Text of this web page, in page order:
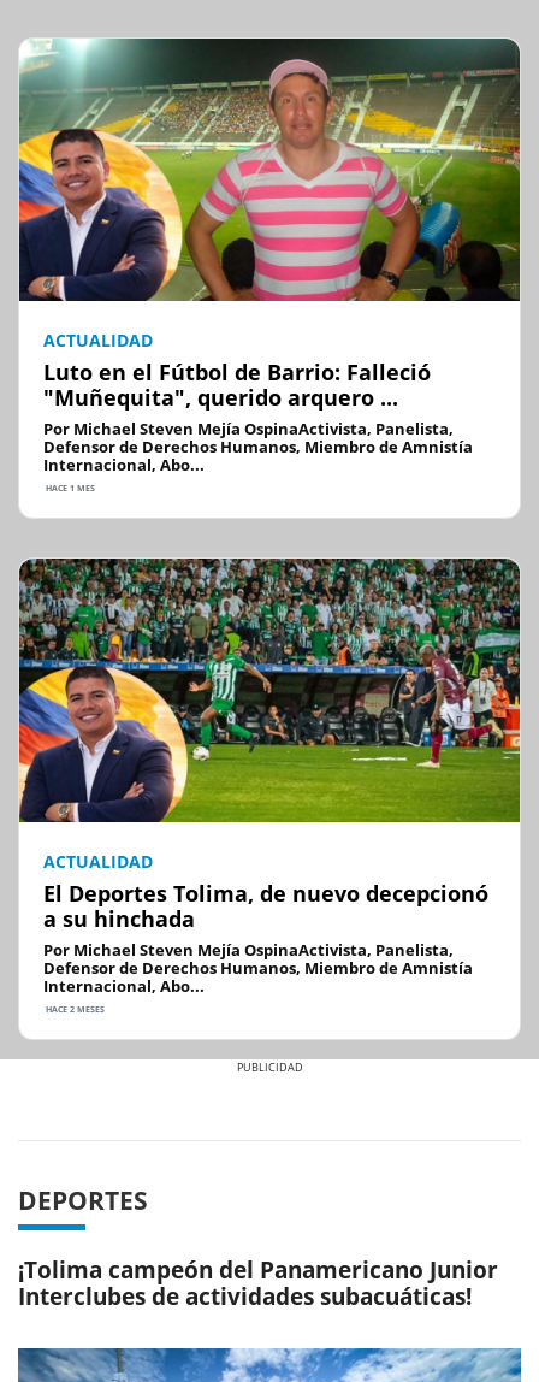
ACTUALIDAD
Luto en el Fútbol de Barrio: Falleció
"Muñequita", querido arquero ...
Por Michael Steven Mejía OspinaActivista, Panelista,
Defensor de Derechos Humanos, Miembro de Amnistía
Internacional, Abo...
HACE 1 MES
ACTUALIDAD
El Deportes Tolima, de nuevo decepcionó
a su hinchada
Por Michael Steven Mejía OspinaActivista, Panelista,
Defensor de Derechos Humanos, Miembro de Amnistía
Internacional, Abo...
HACE 2 MESES
DEPORTES
¡Tolima campeón del Panamericano Junior
Interclubes de actividades subacuáticas!